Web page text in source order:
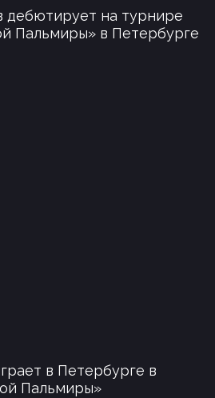
дебютирует на турнире
Пальмиры» в Петербурге
в Петербурге в
Пальмиры»